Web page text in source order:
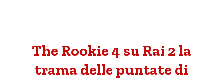
The Rookie 4 su Rai 2 la
trama delle puntate di